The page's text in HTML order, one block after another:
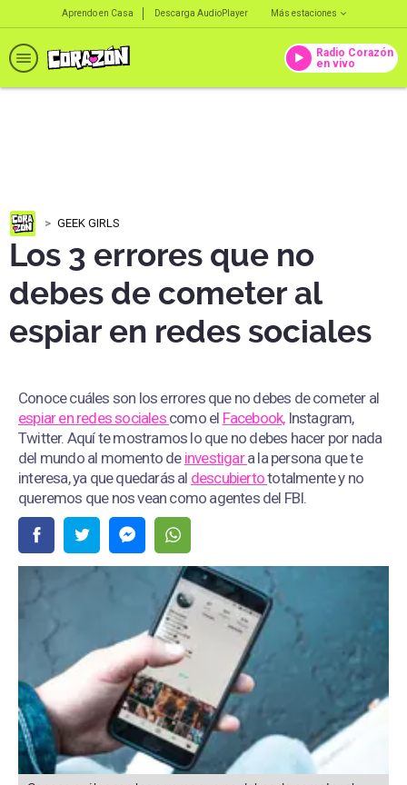
Aprendo en Casa Descarga AudioPlayer Más estaciones
Radio Corazón
en vivo
GEEK GIRLS
Los 3 errores que no
debes de cometer al
espiar en redes sociales
Conoce cuáles son los errores que no debes de cometer al
espiar en redes sociales como el Facebook,Instagram,
Twitter. Aquí te mostramos lo que no debes hacer por nada
del mundo al momento de investigara la persona que te
interesa, ya que quedarás al descubiertototalmente y no
queremos que nos vean como agentes del FBI.